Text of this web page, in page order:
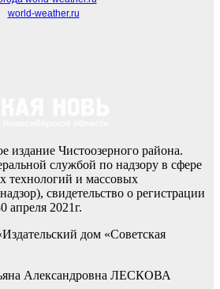
world-weather.ru
издание Чистоозерного района.
службой по надзору в сфере
технологий и массовых
свидетельство о регистрации
2021г.
дом «Советская
Александровна ЛЕСКОВА